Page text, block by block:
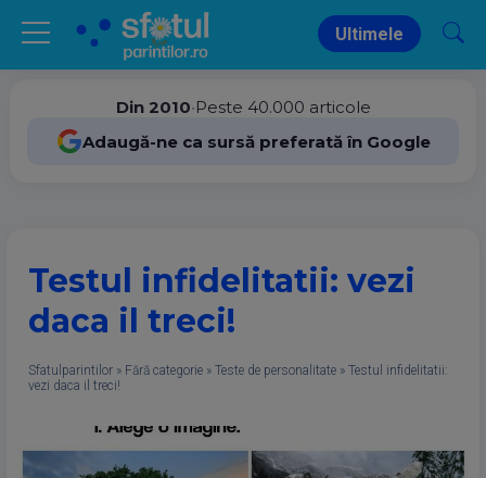
Ultimele
Din 2010•Peste 40.000 articole
Adaugă-ne ca sursă preferată în Google
Testul infidelitatii: vezi
daca il treci!
Sfatulparintilor » Fără categorie » Teste de personalitate » Testul infidelitatii:
vezi daca il treci!